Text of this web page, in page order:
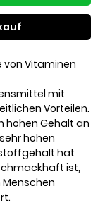
von Vitaminen
mit
Vorteilen.
hohen Gehalt an
hohen
hat
ist,